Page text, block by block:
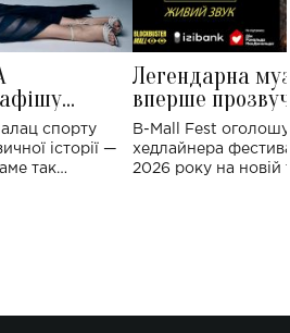
Палаці
спорту
історії —
так
Легендарна
вперше
Україні: де
B-Mall Fest
хедлайнера
2026 року на новій